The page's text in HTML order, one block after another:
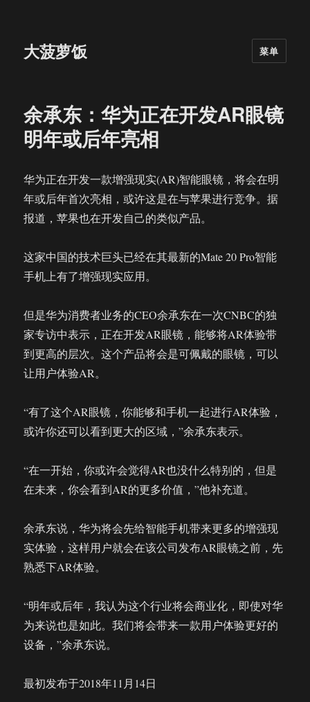
大菠萝饭 菜单
余承东：华为正在开发AR眼镜
明年或后年亮相
华为正在开发一款增强现实(AR)智能眼镜，将会在明
年或后年首次亮相，或许这是在与苹果进行竞争。据
报道，苹果也在开发自己的类似产品。
这家中国的技术巨头已经在其最新的Mate 20 Pro智能
手机上有了增强现实应用。
但是华为消费者业务的CEO余承东在一次CNBC的独
家专访中表示，正在开发AR眼镜，能够将AR体验带
到更高的层次。这个产品将会是可佩戴的眼镜，可以
让用户体验AR。
“有了这个AR眼镜，你能够和手机一起进行AR体验，
或许你还可以看到更大的区域，”余承东表示。
“在一开始，你或许会觉得AR也没什么特别的，但是
在未来，你会看到AR的更多价值，”他补充道。
余承东说，华为将会先给智能手机带来更多的增强现
实体验，这样用户就会在该公司发布AR眼镜之前，先
熟悉下AR体验。
“明年或后年，我认为这个行业将会商业化，即使对华
为来说也是如此。我们将会带来一款用户体验更好的
设备，”余承东说。
最初发布于2018年11月14日